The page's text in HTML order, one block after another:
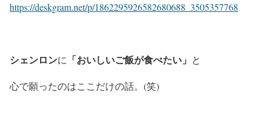
https://deskgram.net/p/1862295926582680688_3505357768
シェンロンに 「おいしいご飯が食べたい」 と
心で願ったのはここだけの話。(笑)